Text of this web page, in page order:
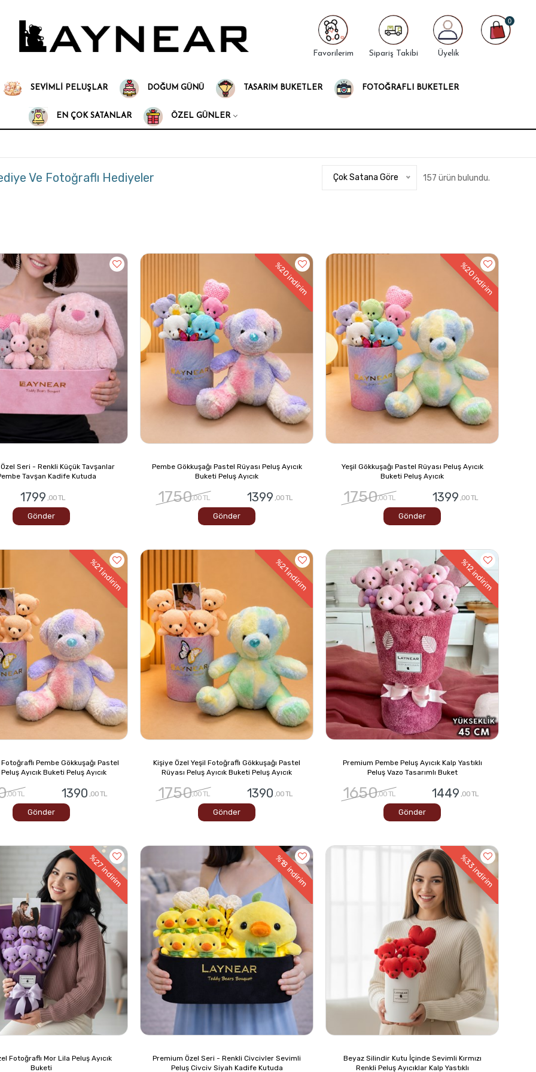
Favorilerim Sipariş Takibi Üyelik
0
SEVIMLI PELUŞLAR DOĞUM GÜNÜ TASARIM BUKETLER FOTOĞRAFLI BUKETLER
EN ÇOK SATANLAR ÖZEL GÜNLER
Ve Fotoğraflı Hediyeler Çok Satana Göre 157 ürün bulundu.
Seri - Renkli Küçük Tavşanlar
Tavşan Kadife Kutuda
1799 ,00 TL
Gönder
%20
indirim
Pembe Gökkuşağı Pastel Rüyası Peluş Ayıcık
Buketi Peluş Ayıcık
1750,00 TL 1399 ,00 TL
Gönder
%20
indirim
Yeşil Gökkuşağı Pastel Rüyası Peluş Ayıcık
Buketi Peluş Ayıcık
1750,00 TL 1399 ,00 TL
Gönder
%21
indirim
Pembe Gökkuşağı Pastel
Ayıcık Buketi Peluş Ayıcık
,00 TL 1390 ,00 TL
Gönder
%21
indirim
Kişiye Özel Yeşil Fotoğraflı Gökkuşağı Pastel
Rüyası Peluş Ayıcık Buketi Peluş Ayıcık
1750,00 TL 1390 ,00 TL
Gönder
%12
indirim
Premium Pembe Peluş Ayıcık Kalp Yastıklı
Peluş Vazo Tasarımlı Buket
1650,00 TL 1449 ,00 TL
Gönder
%27
indirim
Fotoğraflı Mor Lila Peluş Ayıcık
Buketi
%18
indirim
Premium Özel Seri - Renkli Civcivler Sevimli
Peluş Civciv Siyah Kadife Kutuda
%33
indirim
Beyaz Silindir Kutu İçinde Sevimli Kırmızı
Renkli Peluş Ayıcıklar Kalp Yastıklı